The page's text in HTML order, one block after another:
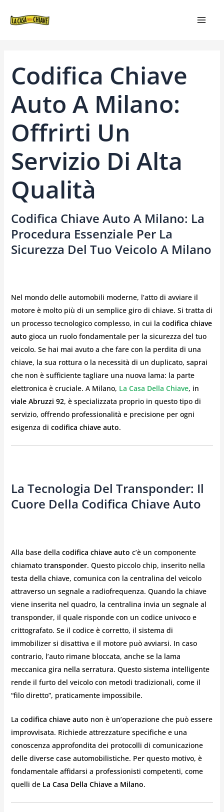
Codifica Chiave
Auto A Milano:
Offrirti Un
Servizio Di Alta
Qualità
Codifica Chiave Auto A Milano: La
Procedura Essenziale Per La
Sicurezza Del Tuo Veicolo A Milano
Nel mondo delle automobili moderne, l’atto di avviare il
motore è molto più di un semplice giro di chiave. Si tratta di
un processo tecnologico complesso, in cui la codifica chiave
auto gioca un ruolo fondamentale per la sicurezza del tuo
veicolo. Se hai mai avuto a che fare con la perdita di una
chiave, la sua rottura o la necessità di un duplicato, saprai
che non è sufficiente tagliare una nuova lama: la parte
elettronica è cruciale. A Milano, La Casa Della Chiave, in
viale Abruzzi 92, è specializzata proprio in questo tipo di
servizio, offrendo professionalità e precisione per ogni
esigenza di codifica chiave auto.
La Tecnologia Del Transponder: Il
Cuore Della Codifica Chiave Auto
Alla base della codifica chiave auto c’è un componente
chiamato transponder. Questo piccolo chip, inserito nella
testa della chiave, comunica con la centralina del veicolo
attraverso un segnale a radiofrequenza. Quando la chiave
viene inserita nel quadro, la centralina invia un segnale al
transponder, il quale risponde con un codice univoco e
crittografato. Se il codice è corretto, il sistema di
immobilizer si disattiva e il motore può avviarsi. In caso
contrario, l’auto rimane bloccata, anche se la lama
meccanica gira nella serratura. Questo sistema intelligente
rende il furto del veicolo con metodi tradizionali, come il
“filo diretto”, praticamente impossibile.
La codifica chiave auto non è un’operazione che può essere
improvvisata. Richiede attrezzature specifiche e una
conoscenza approfondita dei protocolli di comunicazione
delle diverse case automobilistiche. Per questo motivo, è
fondamentale affidarsi a professionisti competenti, come
quelli de La Casa Della Chiave a Milano.
ARTICOLI